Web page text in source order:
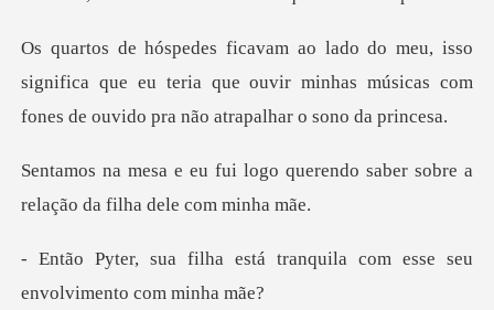
significa que eu teria que ouvir minhas músicas com
f
o querendo saber sobre a
relaç
stá tranquila com esse seu